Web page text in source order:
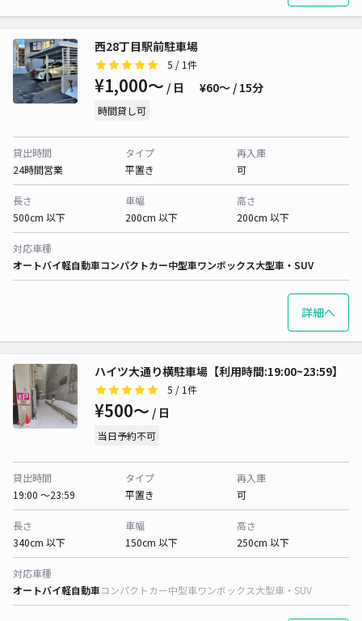
西28丁目駅前駐車場
5 / 1件
¥1,000〜 / 日 ¥60〜 / 15分
時間貸し可
貸出時間
24時間営業
タイプ
平置き
再入庫
可
長さ
500cm 以下
車幅
200cm 以下
高さ
200cm 以下
対応車種
オートバイ軽自動車コンパクトカー中型車ワンボックス大型車・SUV
詳細へ
ハイツ大通り横駐車場【利用時間:19:00~23:59】
5 / 1件
¥500〜 / 日
当日予約不可
貸出時間
19:00 〜23:59
タイプ
平置き
再入庫
可
長さ
340cm 以下
車幅
150cm 以下
高さ
250cm 以下
対応車種
オートバイ軽自動車コンパクトカー中型車ワンボックス大型車・SUV